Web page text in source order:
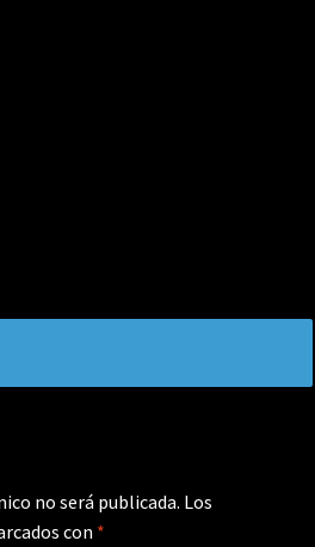
no será publicada. Los
con *